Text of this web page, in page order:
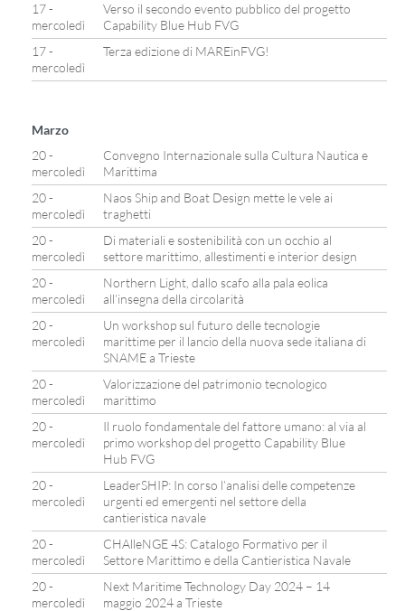
17 -
mercoledì
Verso il secondo evento pubblico del progetto
Capability Blue Hub FVG
17 -
mercoledì
Terza edizione di MAREinFVG!
Marzo
20 -
mercoledì
Convegno Internazionale sulla Cultura Nautica e
Marittima
20 -
mercoledì
Naos Ship and Boat Design mette le vele ai
traghetti
20 -
mercoledì
Di materiali e sostenibilità con un occhio al
settore marittimo, allestimenti e interior design
20 -
mercoledì
Northern Light, dallo scafo alla pala eolica
all’insegna della circolarità
20 -
mercoledì
Un workshop sul futuro delle tecnologie
marittime per il lancio della nuova sede italiana di
SNAME a Trieste
20 -
mercoledì
Valorizzazione del patrimonio tecnologico
marittimo
20 -
mercoledì
Il ruolo fondamentale del fattore umano: al via al
primo workshop del progetto Capability Blue
Hub FVG
20 -
mercoledì
LeaderSHIP: In corso l’analisi delle competenze
urgenti ed emergenti nel settore della
cantieristica navale
20 -
mercoledì
CHAlleNGE 4S: Catalogo Formativo per il
Settore Marittimo e della Cantieristica Navale
20 -
mercoledì
Next Maritime Technology Day 2024 – 14
maggio 2024 a Trieste